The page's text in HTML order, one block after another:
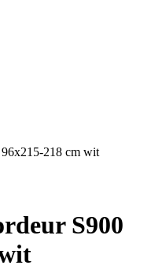
218 cm wit
S900